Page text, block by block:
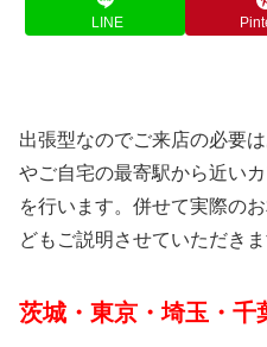
LINE
出張型なのでご来店の必要
やご自宅の最寄駅から近い
を行います。併せて実際の
どもご説明させていただき
茨城・東京・埼玉・千